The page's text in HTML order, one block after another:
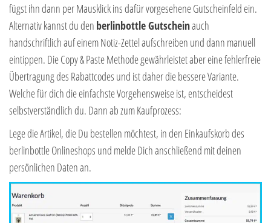
fügst ihn dann per Mausklick ins dafür vorgesehene Gutscheinfeld ein.
Alternativ kannst du den berlinbottle Gutscheinauch
handschriftlich auf einem Notiz-Zettel aufschreiben und dann manuell
eintippen. Die Copy & Paste Methode gewährleistet aber eine fehlerfreie
Übertragung des Rabattcodes und ist daher die bessere Variante.
Welche für dich die einfachste Vorgehensweise ist, entscheidest
selbstverständlich du. Dann ab zum Kaufprozess:
Lege die Artikel, die Du bestellen möchtest, in den Einkaufskorb des
berlinbottle Onlineshops und melde Dich anschließend mit deinen
persönlichen Daten an.